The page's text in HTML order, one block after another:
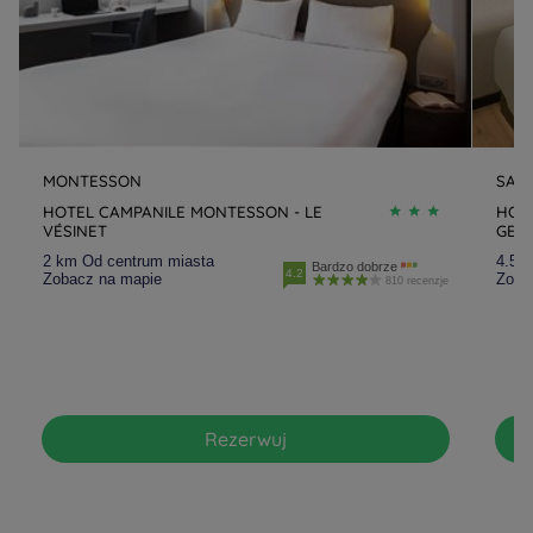
MONTESSON
HOTEL CAMPANILE MONTESSON - LE
VÉSINET
2 km Od centrum miasta
Zobacz na mapie
4.2 Bardzo dobrze
810 recenzje
Rezerwuj
4.5